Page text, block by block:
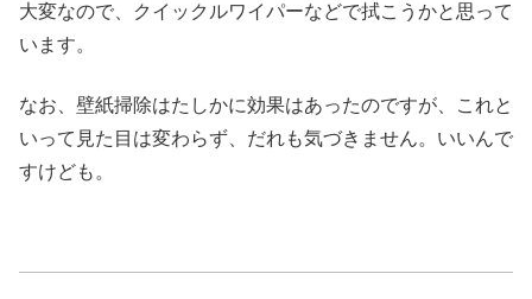
大変なので、クイックルワイパーなどで拭こうかと思って
います。
なお、壁紙掃除はたしかに効果はあったのですが、これと
いって見た目は変わらず、だれも気づきません。いいんで
すけども。